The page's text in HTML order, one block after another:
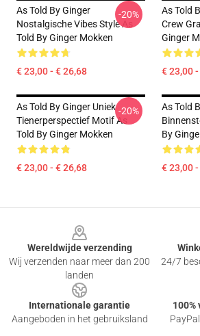
As Told By Ginger
Nostalgische Vibes Style As
Told By Ginger Mokken
€ 23,00 - € 26,68
-20%
As Told
Crew
Ginger
€ 23,00
As Told By Ginger Uniek
Tienerperspectief Motif As
Told By Ginger Mokken
€ 23,00 - € 26,68
-20%
As Told
By
€ 23,00
Wereldwijde verzending
Wij verzenden naar meer dan 200
landen
24/7
Internationale garantie
Aangeboden in het gebruiksland